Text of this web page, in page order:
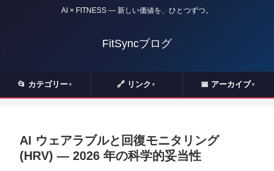
AI × FITNESS — 新しい価値を、ひとつずつ。
FitSyncブログ
📂 カテゴリー ▼ 🔗 リンク ▼ 📅 アーカイブ▼
AI ウェアラブルと回復モニタリング
(HRV) ― 2026 年の科学的妥当性